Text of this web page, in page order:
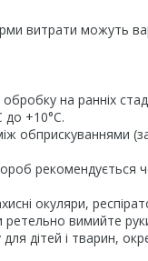
витрати можуть
на ранніх
до +10°C.
обприскуваннями
рекомендується
окуляри,
ретельно вимийте
дітей і тварин,